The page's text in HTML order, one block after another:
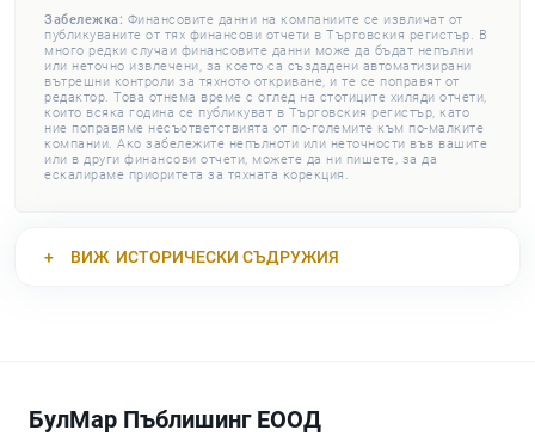
Забележка: Финансовите данни на компаниите се извличат от
публикуваните от тях финансови отчети в Търговския регистър. В
много редки случаи финансовите данни може да бъдат непълни
или неточно извлечени, за което са създадени автоматизирани
вътрешни контроли за тяхното откриване, и те се поправят от
редактор. Това отнема време с оглед на стотиците хиляди отчети,
които всяка година се публикуват в Търговския регистър, като
ние поправяме несъответствията от по-големите към по-малките
компании. Ако забележите непълноти или неточности във вашите
или в други финансови отчети, можете да ни пишете, за да
ескалираме приоритета за тяхната корекция.
ВИЖ ИСТОРИЧЕСКИ СЪДРУЖИЯ
БулМар Пъблишинг ЕООД